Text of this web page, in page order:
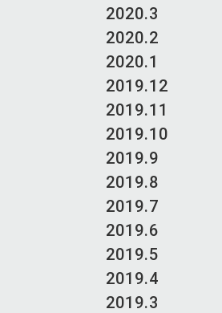
2020.3
2020.2
2020.1
2019.12
2019.11
2019.10
2019.9
2019.8
2019.7
2019.6
2019.5
2019.4
2019.3